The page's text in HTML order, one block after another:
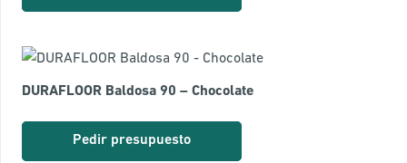
DURAFLOOR Baldosa 90 – Chocolate
Pedir presupuesto